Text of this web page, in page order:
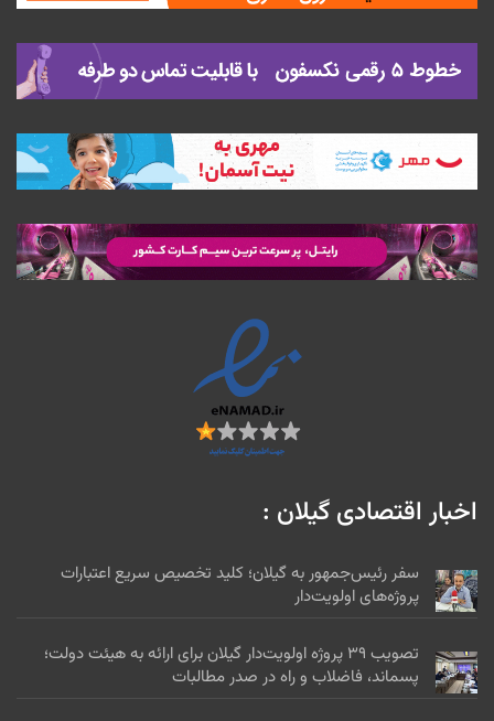
اخبار اقتصادی گیلان :
سفر رئیس‌جمهور به گیلان؛ کلید تخصیص سریع اعتبارات
پروژه‌های اولویت‌دار
تصویب ۳۹ پروژه اولویت‌دار گیلان برای ارائه به هیئت دولت؛
پسماند، فاضلاب و راه در صدر مطالبات